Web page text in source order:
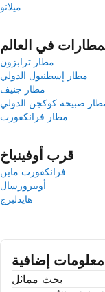
ميلانو
في العالم
مطار ترابزون
مطار إسطنبول الدولي
مطار جنيف
صبيحة كوكجن الدولي
مطار فرانكفورت
قرب أوفينباخ
فرانكفورت ماين
أوبيرورسال
هايدلبرج
معلومات إضافية
بحث مماثل